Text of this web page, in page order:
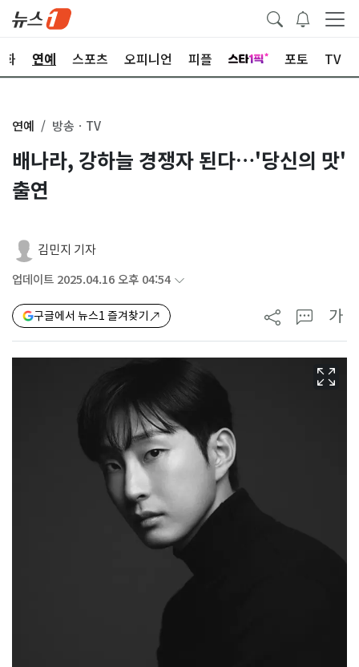
화 연예 스포츠 오피니언 피플 포토 TV
연예 방송ㆍTV
배나라, 강하늘 경쟁자 된다…'당신의 맛'
출연
김민지 기자
업데이트 2025.04.16 오후 04:54
구글에서 뉴스1 즐겨찾기 가